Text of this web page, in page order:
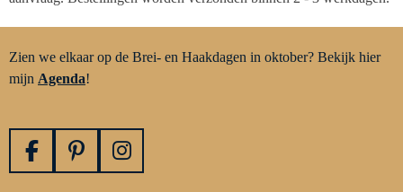
Zien we elkaar op de Brei- en Haakdagen in oktober? Bekijk hier
mijn Agenda!
F
P
I